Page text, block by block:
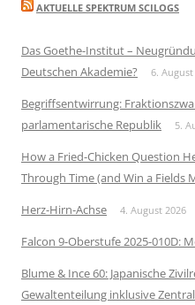
AKTUELLE SPEKTRUM SCILOGS
Das Goethe-Institut –
Deutschen Akademie?
6. August
Begriffsentwirrung:
parlamentarische Republik
5.
How a Fried-Chicken Question
Through Time (and Win a Fields
Herz-Hirn-Achse 4. August 2026
Falcon 9-Oberstufe 2025-010D:
Blume & Ince 60: Japanische
Gewaltenteilung inklusive